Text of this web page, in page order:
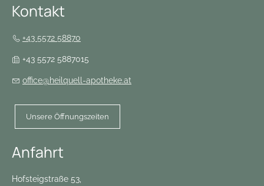
Kontakt
+43 5572 58870
+43 5572 5887015
office@heilquell-apotheke.at
Unsere Öffnungszeiten
Anfahrt
Hofsteigstraße 53,